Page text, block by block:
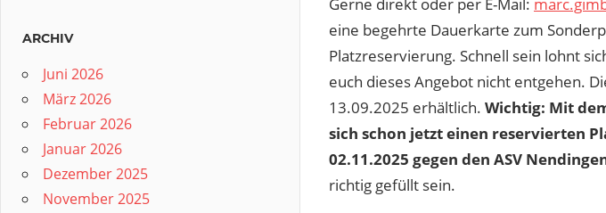
eine begehrte Dauerkarte zum
Platzreservierung. Schnell sein lohnt
euch dieses Angebot nicht entgehen.
13.09.2025 erhältlich. Wichtig: Mit
sich schon jetzt einen reservierten
02.11.2025 gegen den ASV
richtig gefüllt sein.
ARCHIV
Juni 2026
März 2026
Februar 2026
Januar 2026
Dezember 2025
November 2025